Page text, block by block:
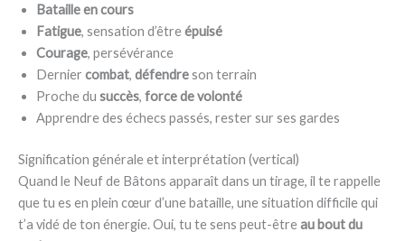
Bataille en cours
Fatigue, sensation d’êtreépuisé
Courage, persévérance
Dernier combat, défendreson terrain
Proche du succès, force de volonté
Apprendre des échecs passés, rester sur ses gardes
Signification générale et interprétation (vertical)
Quand le Neuf de Bâtons apparaît dans un tirage, il te rappelle
que tu es en plein cœur d’une bataille, une situation difficile qui
t’a vidé de ton énergie. Oui, tu te sens peut-êtreau bout du